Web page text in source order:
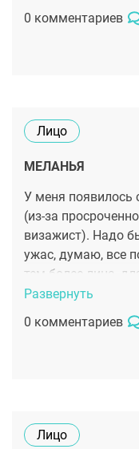
потом
уколов
0 комментариев
Лицо
МЕЛАНЬЯ
У меня появилось
(из-за
визажист). Надо
ужас, думаю, все
тем более лица,
знакомых
счастью через
лица пропали.
Развернуть
0 комментариев
Лицо